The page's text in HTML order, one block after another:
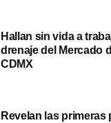
Hallan sin vida a
drenaje del Mercado
CDMX
Revelan las primeras